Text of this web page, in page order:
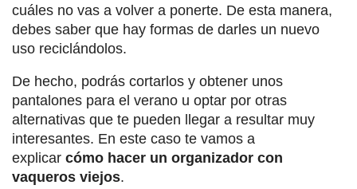
cuáles no vas a volver a ponerte. De esta manera,
debes saber que hay formas de darles un nuevo
uso reciclándolos.
De hecho, podrás cortarlos y obtener unos
pantalones para el verano u optar por otras
alternativas que te pueden llegar a resultar muy
interesantes. En este caso te vamos a
explicar cómo hacer un organizador con
vaqueros viejos.